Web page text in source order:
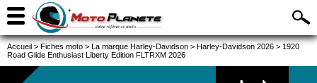
Accueil > Fiches moto > La marque Harley-Davidson > Harley-Davidson 2026 > 1920
Road Glide Enthusiast Liberty Edition FLTRXM 2026